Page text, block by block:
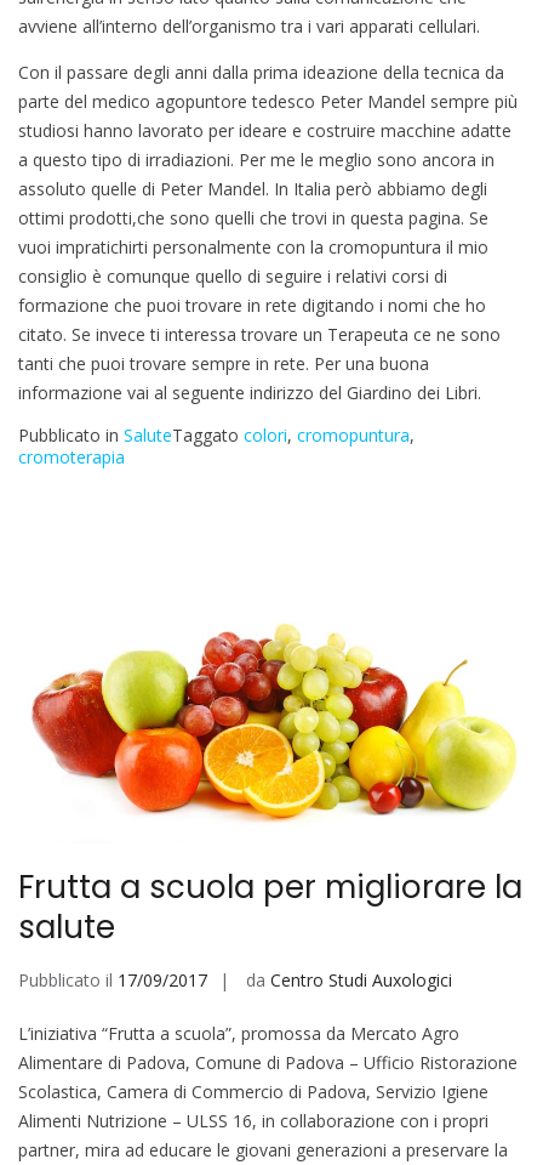
avviene all’interno dell’organismo tra i vari apparati cellulari.
Con il passare degli anni dalla prima ideazione della tecnica da
parte del medico agopuntore tedesco Peter Mandel sempre più
studiosi hanno lavorato per ideare e costruire macchine adatte
a questo tipo di irradiazioni. Per me le meglio sono ancora in
assoluto quelle di Peter Mandel. In Italia però abbiamo degli
ottimi prodotti,che sono quelli che trovi in questa pagina. Se
vuoi impratichirti personalmente con la cromopuntura il mio
consiglio è comunque quello di seguire i relativi corsi di
formazione che puoi trovare in rete digitando i nomi che ho
citato. Se invece ti interessa trovare un Terapeuta ce ne sono
tanti che puoi trovare sempre in rete. Per una buona
informazione vai al seguente indirizzo del Giardino dei Libri.
Pubblicato in SaluteTaggato colori, cromopuntura,
cromoterapia
Frutta a scuola per migliorare la
salute
Pubblicato il 17/09/2017 da Centro Studi Auxologici
L’iniziativa “Frutta a scuola”, promossa da Mercato Agro
Alimentare di Padova, Comune di Padova – Ufficio Ristorazione
Scolastica, Camera di Commercio di Padova, Servizio Igiene
Alimenti Nutrizione – ULSS 16, in collaborazione con i propri
partner, mira ad educare le giovani generazioni a preservare la